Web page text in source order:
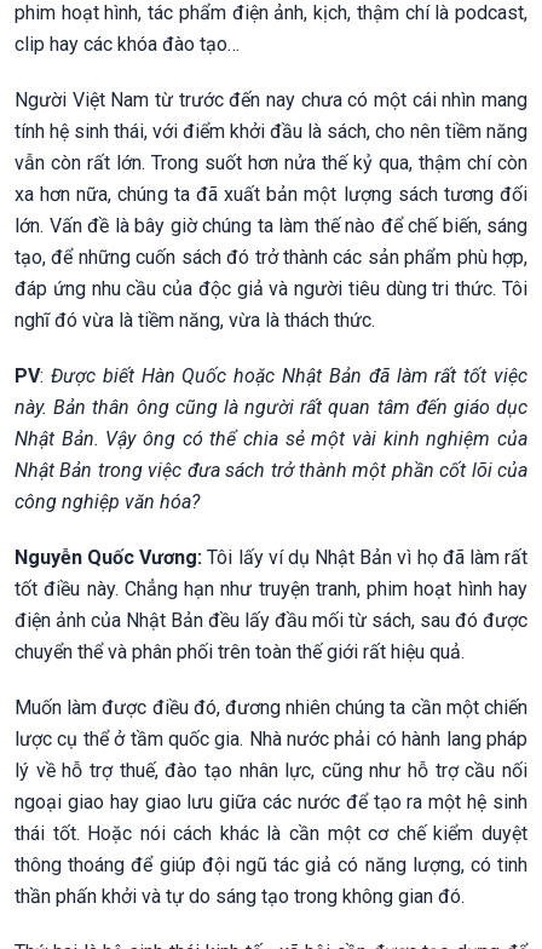
phim hoạt hình, tác phẩm điện ảnh, kịch, thậm chí là podcast,
clip hay các khóa đào tạo…
Người Việt Nam từ trước đến nay chưa có một cái nhìn mang
tính hệ sinh thái, với điểm khởi đầu là sách, cho nên tiềm năng
vẫn còn rất lớn. Trong suốt hơn nửa thế kỷ qua, thậm chí còn
xa hơn nữa, chúng ta đã xuất bản một lượng sách tương đối
lớn. Vấn đề là bây giờ chúng ta làm thế nào để chế biến, sáng
tạo, để những cuốn sách đó trở thành các sản phẩm phù hợp,
đáp ứng nhu cầu của độc giả và người tiêu dùng tri thức. Tôi
nghĩ đó vừa là tiềm năng, vừa là thách thức.
PV: Được biết Hàn Quốc hoặc Nhật Bản đã làm rất tốt việc
này. Bản thân ông cũng là người rất quan tâm đến giáo dục
Nhật Bản. Vậy ông có thể chia sẻ một vài kinh nghiệm của
Nhật Bản trong việc đưa sách trở thành một phần cốt lõi của
công nghiệp văn hóa?
Nguyễn Quốc Vương: Tôi lấy ví dụ Nhật Bản vì họ đã làm rất
tốt điều này. Chẳng hạn như truyện tranh, phim hoạt hình hay
điện ảnh của Nhật Bản đều lấy đầu mối từ sách, sau đó được
chuyển thể và phân phối trên toàn thế giới rất hiệu quả.
Muốn làm được điều đó, đương nhiên chúng ta cần một chiến
lược cụ thể ở tầm quốc gia. Nhà nước phải có hành lang pháp
lý về hỗ trợ thuế, đào tạo nhân lực, cũng như hỗ trợ cầu nối
ngoại giao hay giao lưu giữa các nước để tạo ra một hệ sinh
thái tốt. Hoặc nói cách khác là cần một cơ chế kiểm duyệt
thông thoáng để giúp đội ngũ tác giả có năng lượng, có tinh
thần phấn khởi và tự do sáng tạo trong không gian đó.